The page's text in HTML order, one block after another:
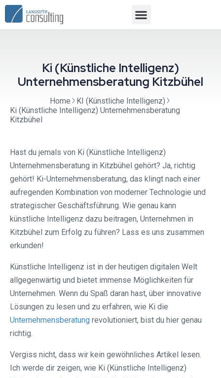
Ki (Künstliche Intelligenz)
Unternehmensberatung Kitzbühel
Home
KI (Künstliche Intelligenz)
Ki (Künstliche Intelligenz) Unternehmensberatung
Kitzbühel
Hast du jemals von Ki (Künstliche Intelligenz)
Unternehmensberatung in Kitzbühel gehört? Ja, richtig
gehört! Ki-Unternehmensberatung, das klingt nach einer
aufregenden Kombination von moderner Technologie und
strategischer Geschäftsführung. Wie genau kann
künstliche Intelligenz dazu beitragen, Unternehmen in
Kitzbühel zum Erfolg zu führen? Lass es uns zusammen
erkunden!
Künstliche Intelligenz ist in der heutigen digitalen Welt
allgegenwärtig und bietet immense Möglichkeiten für
Unternehmen. Wenn du Spaß daran hast, über innovative
Lösungen zu lesen und zu erfahren, wie Ki die
Unternehmensberatung revolutioniert, bist du hier genau
richtig.
Vergiss nicht, dass wir kein gewöhnliches Artikel lesen.
Ich werde dir zeigen, wie Ki (Künstliche Intelligenz)